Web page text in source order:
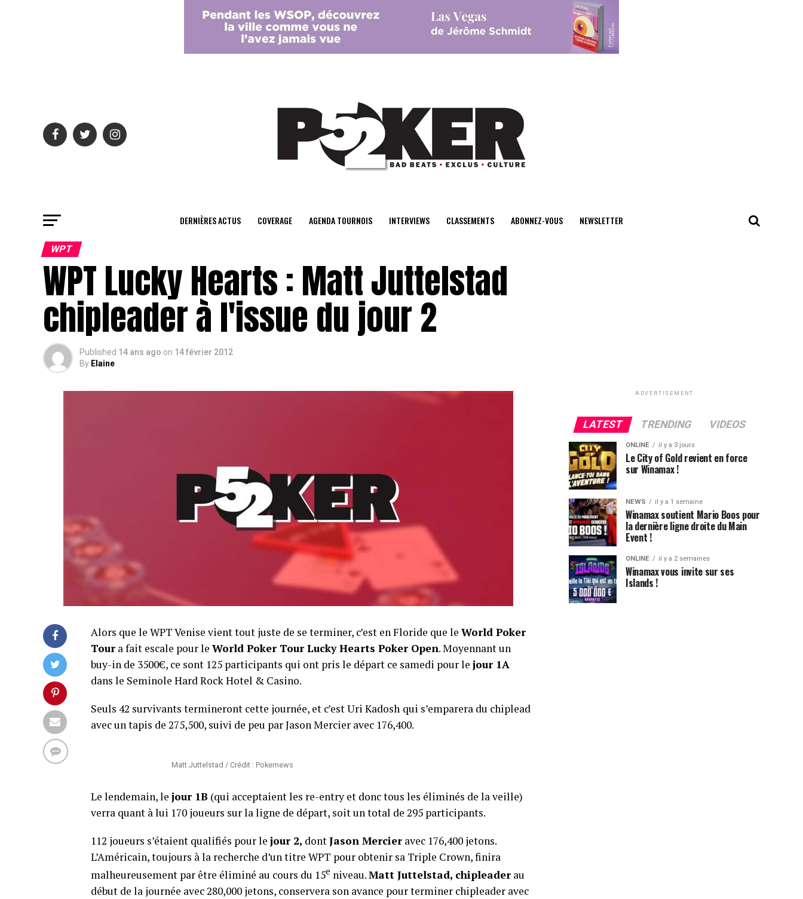
center>
DERNIÈRES ACTUS COVERAGE AGENDA TOURNOIS INTERVIEWS CLASSEMENTS ABONNEZ-VOUS NEWSLETTER
WPT
WPT Lucky Hearts : Matt Juttelstad
chipleader à l'issue du jour 2
Published 14 ans ago on 14 février 2012
By Elaine
Alors que le WPT Venise vient tout juste de se terminer, c’est en Floride que le World Poker
Toura fait escale pour le World Poker Tour Lucky Hearts Poker Open. Moyennant un
buy-in de 3500€, ce sont 125 participants qui ont pris le départ ce samedi pour le jour 1A
dans le Seminole Hard Rock Hotel & Casino.
Seuls 42 survivants termineront cette journée, et c’est Uri Kadosh qui s’emparera du chiplead
avec un tapis de 275,500, suivi de peu par Jason Mercier avec 176,400.
Matt Juttelstad / Crédit : Pokernews
Le lendemain, le jour 1B (qui acceptaient les re-entry et donc tous les éliminés de la veille)
verra quant à lui 170 joueurs sur la ligne de départ, soit un total de 295 participants.
112 joueurs s’étaient qualifiés pour le jour 2, dontJason Mercieravec 176,400 jetons.
L’Américain, toujours à la recherche d’un titre WPT pour obtenir sa Triple Crown, finira
malheureusement par être éliminé au cours du 15e niveau.Matt Juttelstad, chipleaderau
début de la journée avec 280,000 jetons, conservera son avance pour terminer chipleader avec
ADVERTISEMENT
LATEST TRENDING VIDEOS
ONLINE il y a 3 jours
Le City of Gold revient en force
sur Winamax !
NEWS il y a 1 semaine
Winamax soutient Mario Boos pour
la dernière ligne droite du Main
Event !
ONLINE il y a 2 semaines
Winamax vous invite sur ses
Islands !